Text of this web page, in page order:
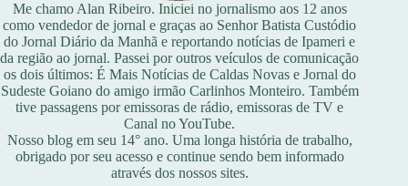
Me chamo Alan Ribeiro. Iniciei no jornalismo aos 12 anos
como vendedor de jornal e graças ao Senhor Batista Custódio
do Jornal Diário da Manhã e reportando notícias de Ipameri e
da região ao jornal. Passei por outros veículos de comunicação
os dois últimos: É Mais Notícias de Caldas Novas e Jornal do
Sudeste Goiano do amigo irmão Carlinhos Monteiro. Também
tive passagens por emissoras de rádio, emissoras de TV e
Canal no YouTube.
Nosso blog em seu 14° ano. Uma longa história de trabalho,
obrigado por seu acesso e continue sendo bem informado
através dos nossos sites.